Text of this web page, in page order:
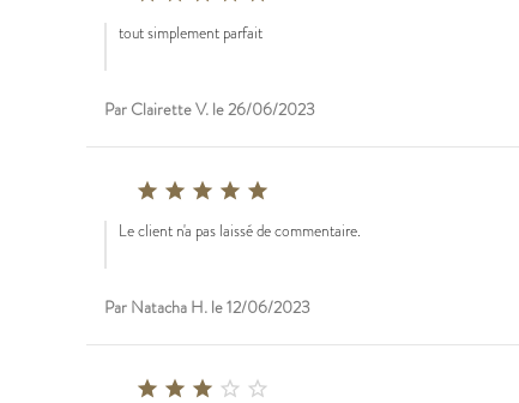
tout simplement parfait
Par Clairette V. le 26/06/2023
    
Le client n'a pas laissé de commentaire.
Par Natacha H. le 12/06/2023
    